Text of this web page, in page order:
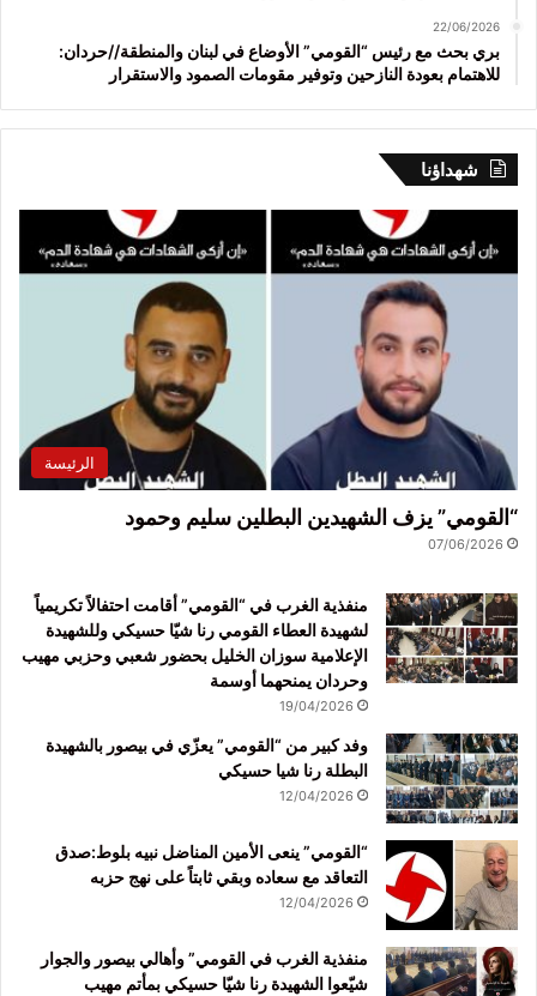
22/06/2026
بري بحث مع رئيس “القومي” الأوضاع في لبنان والمنطقة//حردان:
للاهتمام بعودة النازحين وتوفير مقومات الصمود والاستقرار
شهداؤنا
الرئيسة
“القومي” يزف الشهيدين البطلين سليم وحمود
07/06/2026
منفذية الغرب في “القومي” أقامت احتفالاً تكريمياً
لشهيدة العطاء القومي رنا شيّا حسيكي وللشهيدة
الإعلامية سوزان الخليل بحضور شعبي وحزبي مهيب
وحردان يمنحهما أوسمة
19/04/2026
وفد كبير من “القومي” يعزّي في بيصور بالشهيدة
البطلة رنا شيا حسيكي
12/04/2026
“القومي” ينعى الأمين المناضل نبيه بلوط:صدق
التعاقد مع سعاده وبقي ثابتاً على نهج حزبه
12/04/2026
منفذية الغرب في القومي” وأهالي بيصور والجوار
شيّعوا الشهيدة رنا شيّا حسيكي بمأتم مهيب